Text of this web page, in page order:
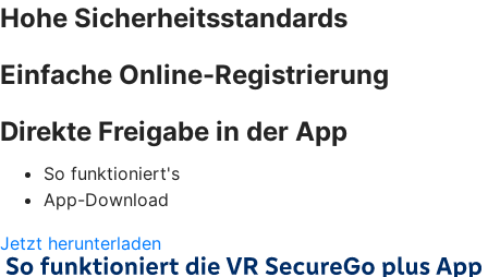
Hohe Sicherheitsstandards
Einfache Online-Registrierung
Direkte Freigabe in der App
So funktioniert's
App-Download
Jetzt herunterladen